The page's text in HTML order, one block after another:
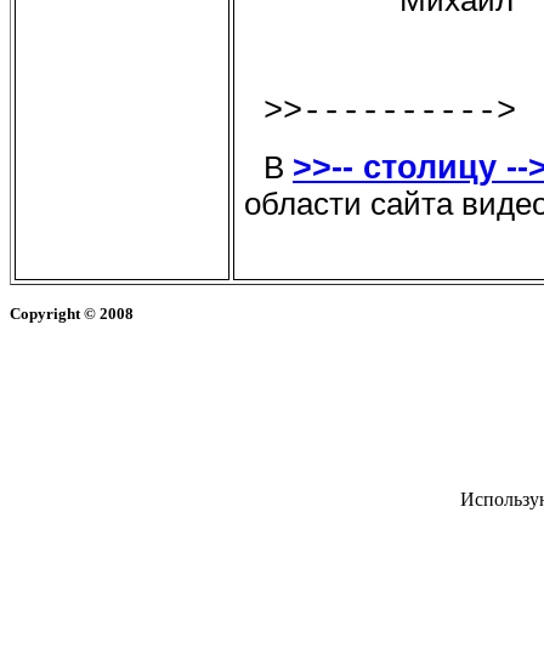
>>---------->
В >>-- столицу --
области сайта
Copyright© 2008